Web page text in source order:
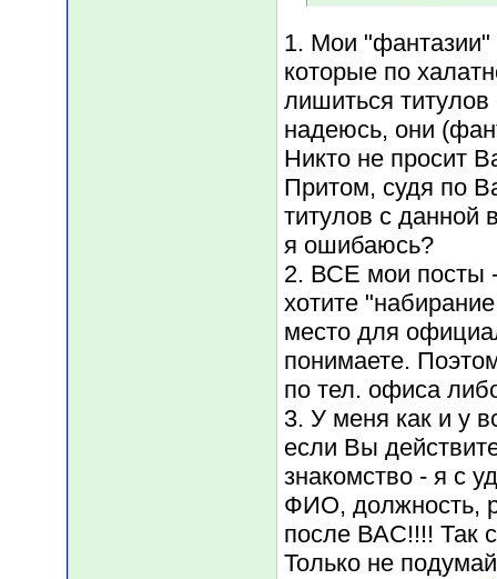
1. Мои
которые по
лишиться титулов
надеюсь, они
Никто не просит
Притом, судя по
титулов с данной
я ошибаюсь?
2. ВСЕ мои посты
хотите
место для
понимаете.
по тел. офиса
3. У меня как и у
если Вы
знакомство - я с
ФИО, должность,
после ВАС!!!! Так
Только не